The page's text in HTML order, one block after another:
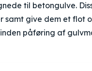
til betongulve.
samt give dem et flot
påføring af